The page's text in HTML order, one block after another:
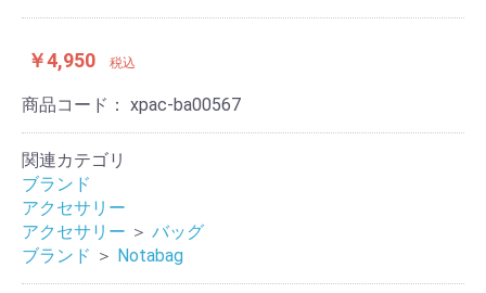
￥4,950 税込
商品コード： xpac-ba00567
関連カテゴリ
ブランド
アクセサリー
アクセサリー ＞ バッグ
ブランド ＞ Notabag